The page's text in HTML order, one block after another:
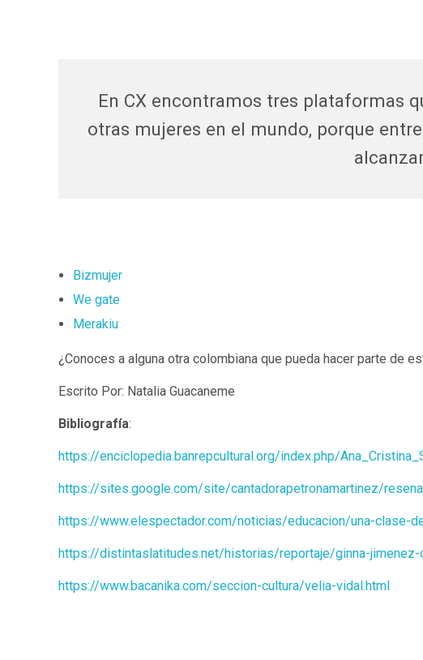
En CX encontramos tres plataformas
otras mujeres en el mundo, porque
Bizmujer
We gate
Merakiu
¿Conoces a alguna otra colombiana que pueda hacer parte de
Escrito Por: Natalia Guacaneme
Bibliografía:
https://enciclopedia.banrepcultural.org/index.php/
https://sites.google.com/site/cantadorapetronamartinez/resena
https://www.elespectador.com/noticias/educacion/una-clase-
https://distintaslatitudes.net/historias/reportaje/ginna-jimenez-
https://www.bacanika.com/seccion-cultura/velia-vidal.html